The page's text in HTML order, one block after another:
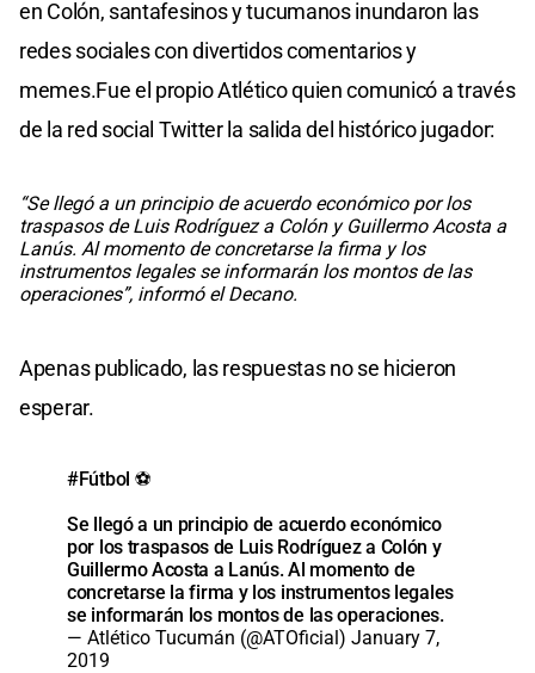
en Colón, santafesinos y tucumanos inundaron las
redes sociales con divertidos comentarios y
memes.Fue el propio Atlético quien comunicó a través
de la red social Twitter la salida del histórico jugador:
“Se llegó a un principio de acuerdo económico por los
traspasos de Luis Rodríguez a Colón y Guillermo Acosta a
Lanús. Al momento de concretarse la firma y los
instrumentos legales se informarán los montos de las
operaciones”, informó el Decano.
Apenas publicado, las respuestas no se hicieron
esperar.
#Fútbol ⚽️
Se llegó a un principio de acuerdo económico
por los traspasos de Luis Rodríguez a Colón y
Guillermo Acosta a Lanús. Al momento de
concretarse la firma y los instrumentos legales
se informarán los montos de las operaciones.
— Atlético Tucumán (@ATOficial) January 7,
2019